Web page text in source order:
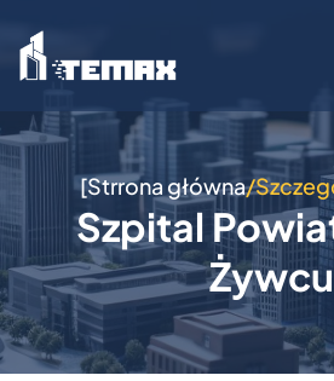
[Strrona główna/
Szpital
Żywcu